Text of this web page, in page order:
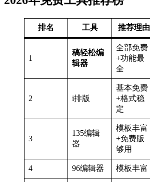
排名 工具 推荐理由
1
稿轻松编
辑器
全部免费
+功能最
全
2 i排版
基本免费
+格式稳
定
3
135编辑
器
模板丰富
+免费版
够用
4 96编辑器 模板丰富